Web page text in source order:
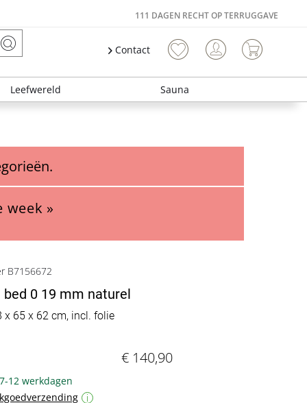
111 DAGEN RECHT OP TERRUGGAVE
Contact
Leefwereld Sauna
week »
B7156672
bed 0 19 mm naturel
x 65 x 62 cm, incl. folie
€ 140,90
12 werkdagen
i